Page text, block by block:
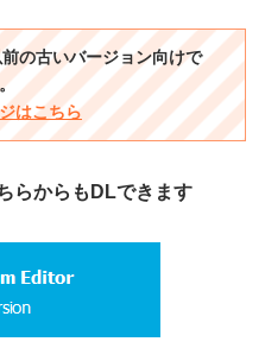
の古いバージョン向けで
はこちら
らからもDLできます